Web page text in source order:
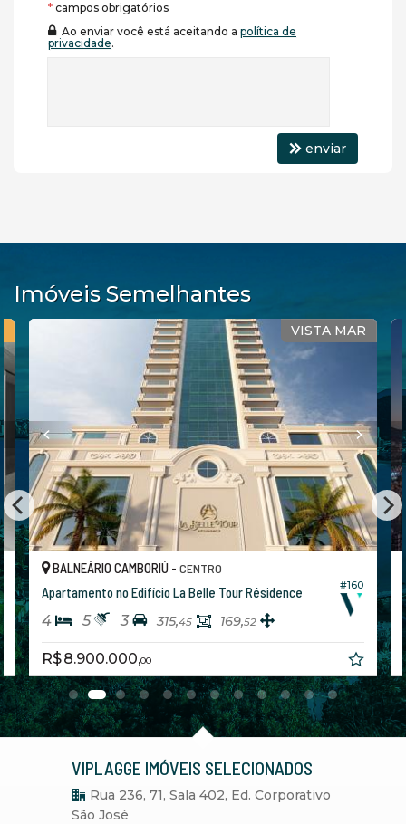
* campos obrigatórios
Ao enviar você está aceitando a política de
privacidade.
enviar
Imóveis Semelhantes
#160
QUADRA
BALNEÁRIO CAMBORIÚ -
Apartamento no Edifício Marena
4 5 4 353,58
R$ 8.865.367,
VIPLAGGE IMÓVEIS SELECIONADOS
Rua 236, 71, Sala 402, Ed. Corporativo
São José